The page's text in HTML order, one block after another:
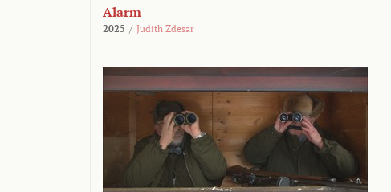
Alarm
2025 / Judith Zdesar